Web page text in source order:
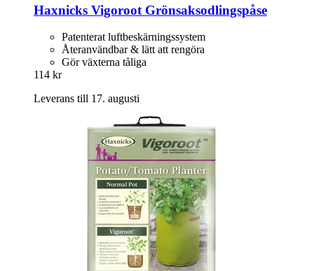
Haxnicks Vigoroot Grönsaksodlingspåse
Patenterat luftbeskärningssystem
Återanvändbar & lätt att rengöra
Gör växterna tåliga
114 kr
Leverans till 17. augusti